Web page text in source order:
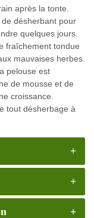
après la tonte.
de désherbant pour
quelques jours.
fraîchement tondue
mauvaises herbes.
pelouse est
de mousse et de
croissance.
tout désherbage à